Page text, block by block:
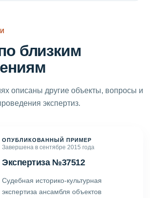
близким
описаны другие объекты, вопросы и
экспертиз.
ОПУБЛИКОВАННЫЙ ПРИМЕР
Завершена в сентябре 2015 года
Экспертиза №37512
Судебная историко-культурная
экспертиза ансамбля объектов